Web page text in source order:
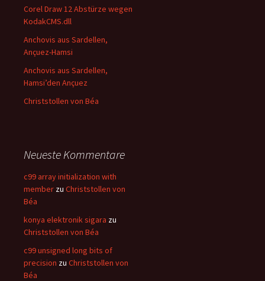
Corel Draw 12 Abstürze wegen
KodakCMS.dll
Anchovis aus Sardellen,
Ançuez-Hamsi
Anchovis aus Sardellen,
Hamsi’den Ançuez
Christstollen von Béa
Neueste Kommentare
c99 array initialization with
member zu Christstollen von
Béa
konya elektronik sigara zu
Christstollen von Béa
c99 unsigned long bits of
precision zu Christstollen von
Béa